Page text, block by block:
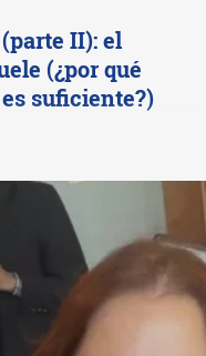
II): el
(¿por qué
suficiente?)